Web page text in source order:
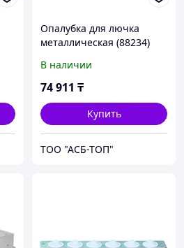
Опалубка для лючка
металлическая (88234)
В наличии
74 911 ₸
Купить
ТОО "АСБ-ТОП"